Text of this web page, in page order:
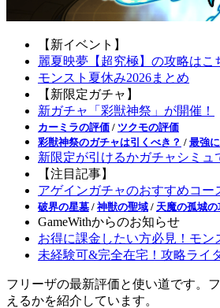
【新イベント】
麗夏映夢【超究極】の攻略はこ
モンスト夏休み2026まとめ
【新限定ガチャ】
新ガチャ「彩獣神祭」が開催！
カーミラの評価 / ツクモの評価
彩獣神祭のガチャは引くべき？ / 最強
新限定が引けるかガチャシミュ
【注目記事】
アゲインガチャのおすすめコー
破界の星墓 / 神獣の聖域 / 天魔の孤城の
GameWithからのお知らせ
お得に課金したい方必見！モン
未経験可&完全在宅！攻略ライ
フリーザの最新評価と使い道です。
えるかを紹介しています。